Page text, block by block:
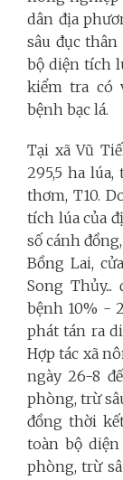
dân địa
sâu đục
bộ diện tích
kiểm tra có
bệnh bạc lá.
Tại xã Vũ
295,5 ha
thơm, T10.
tích lúa của
số cánh
Bồng Lai,
Song
bệnh 10% -
phát tán ra
Hợp tác xã
ngày 26-8
phòng, trừ
đồng thời
toàn bộ
phòng, trừ